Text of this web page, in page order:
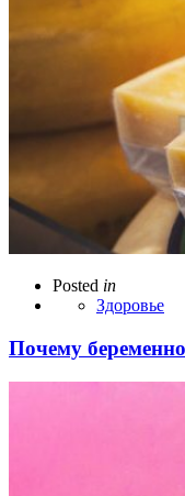
Posted in
Здоровье
Почему